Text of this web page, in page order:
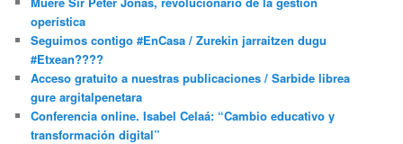
operística
Seguimos contigo #EnCasa / Zurekin jarraitzen dugu
#Etxean????
Acceso gratuito a nuestras publicaciones / Sarbide librea
gure argitalpenetara
Conferencia online. Isabel Celaá: “Cambio educativo y
transformación digital”